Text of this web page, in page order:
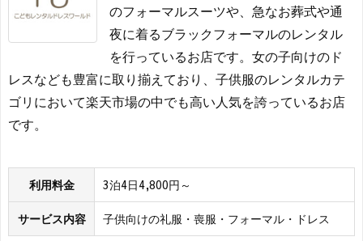
のフォーマルスーツや、急なお葬式や通
夜に着るブラックフォーマルのレンタル
を行っているお店です。女の子向けのド
レスなども豊富に取り揃えており、子供服のレンタルカテ
ゴリにおいて楽天市場の中でも高い人気を誇っているお店
です。
利用料金 3泊4日4,800円～
サービス内容 子供向けの礼服・喪服・フォーマル・ドレス